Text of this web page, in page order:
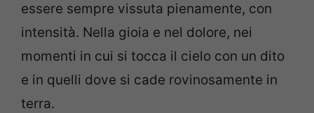
essere sempre vissuta pienamente, con
intensità. Nella gioia e nel dolore, nei
momenti in cui si tocca il cielo con un dito
e in quelli dove si cade rovinosamente in
terra.